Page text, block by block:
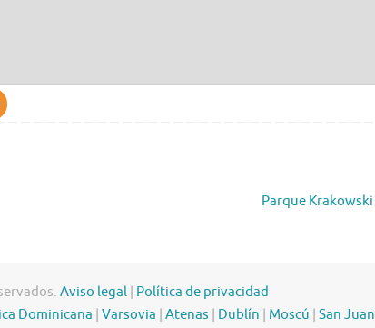
Parque Krakowski
Aviso legal | Política de privacidad
Dominicana | Varsovia | Atenas | Dublín | Moscú | San Juan